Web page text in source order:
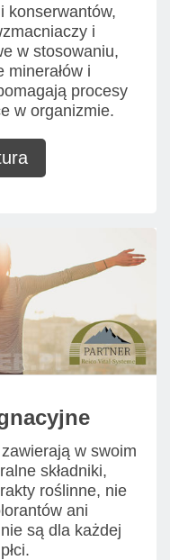
konserwantów,
i
w stosowaniu,
minerałów i
procesy
w organizmie.
w swoim
składniki,
roślinne, nie
ani
są dla każdej